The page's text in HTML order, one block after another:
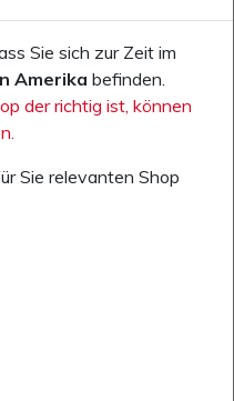
(PDF)
weniger Tage ab
Sie sich zur Zeit im
Amerika befinden.
der richtig ist, können
Sie relevanten Shop